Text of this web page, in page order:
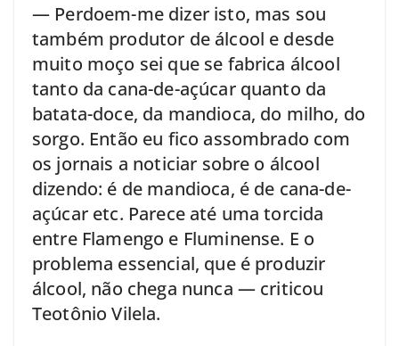
— Perdoem-me dizer isto, mas sou
também produtor de álcool e desde
muito moço sei que se fabrica álcool
tanto da cana-de-açúcar quanto da
batata-doce, da mandioca, do milho, do
sorgo. Então eu fico assombrado com
os jornais a noticiar sobre o álcool
dizendo: é de mandioca, é de cana-de-
açúcar etc. Parece até uma torcida
entre Flamengo e Fluminense. E o
problema essencial, que é produzir
álcool, não chega nunca — criticou
Teotônio Vilela.